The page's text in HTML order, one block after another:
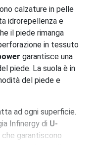
calzature in pelle
idrorepellenza e
il piede rimanga
in tessuto
garantisce una
piede. La suola è in
del piede e
ad ogni superficie.
Infinergy di U-
garantiscono